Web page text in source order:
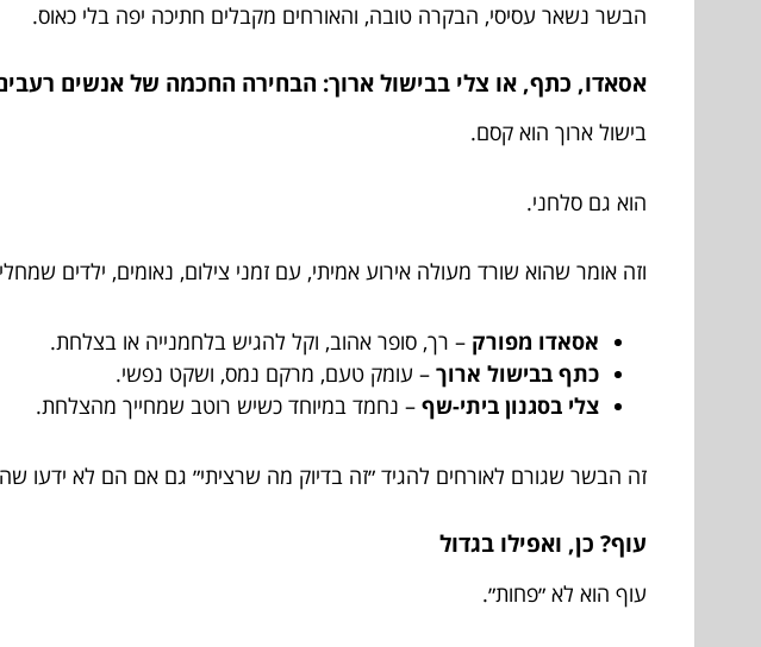
הבשר נשאר עסיסי, הבקרה טובה, והאורחים מקבלים חתיכה יפה בלי כאוס.
אסאדו, כתף, או צלי בבישול ארוך: הבחירה החכמה של אנשים
בישול ארוך הוא קסם.
הוא גם סלחני.
וזה אומר שהוא שורד מעולה אירוע אמיתי, עם זמני צילום, נאומים, ילדים
אסאדו מפורק – רך, סופר אהוב, וקל להגיש בלחמנייה או בצלחת.
כתף בבישול ארוך – עומק טעם, מרקם נמס, ושקט נפשי.
צלי בסגנון ביתי-שף – נחמד במיוחד כשיש רוטב שמחייך מהצלחת.
זה הבשר שגורם לאורחים להגיד ״זה בדיוק מה שרציתי״ גם אם הם לא ידעו
עוף? כן, ואפילו בגדול
עוף הוא לא ״פחות״.